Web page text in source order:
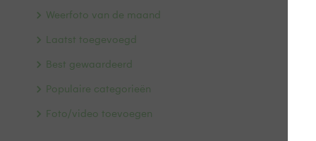
Weerfoto van de maand
Laatst toegevoegd
Best gewaardeerd
Populaire categorieën
Foto/video toevoegen